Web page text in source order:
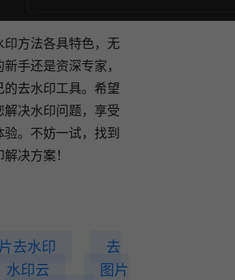
印方法各具特色，无
手还是资深专家，
去水印工具。希望
决水印问题，享受
。不妨一试，找到
决方案！
去水印
去
水印云
图片